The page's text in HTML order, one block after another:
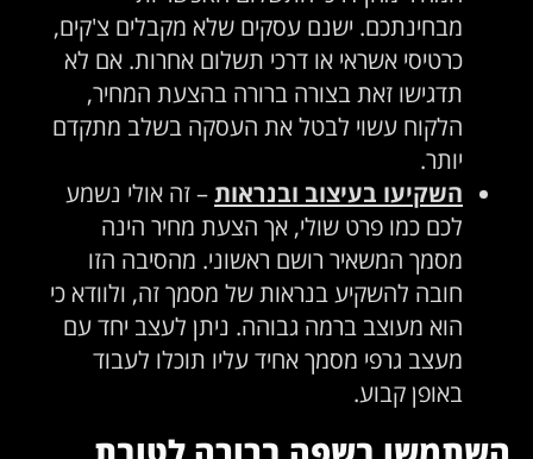
מבחינתכם. ישנם עסקים שלא מקבלים צ'קים,
כרטיסי אשראי או דרכי תשלום אחרות. אם לא
תדגישו זאת בצורה ברורה בהצעת המחיר,
הלקוח עשוי לבטל את העסקה בשלב מתקדם
יותר.
השקיעו בעיצוב ובנראות– זה אולי נשמע
לכם כמו פרט שולי, אך הצעת מחיר הינה
מסמך המשאיר רושם ראשוני. מהסיבה הזו
חובה להשקיע בנראות של מסמך זה, ולוודא כי
הוא מעוצב ברמה גבוהה. ניתן לעצב יחד עם
מעצב גרפי מסמך אחיד עליו תוכלו לעבוד
באופן קבוע.